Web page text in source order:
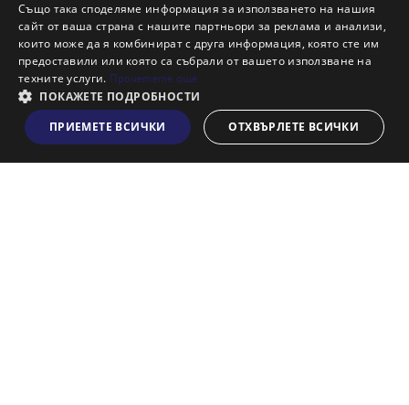
Виж на картата
Наши офиси
Кариери
Кои сме ние?
Франчайз
Блог
Искаш ли да получаваш актуална информация за пазара
на недвижими имоти?
Също така споделяме информация за използването на нашия
сайт от ваша страна с нашите партньори за реклама и анализи,
които може да я комбинират с друга информация, която сте им
предоставили или която са събрали от вашето използване на
техните услуги. Прочетете още
ПОКАЖЕТЕ ПОДРОБНОСТИ
ПРИЕМЕТЕ ВСИЧКИ
ОТХВЪРЛЕТЕ ВСИЧКИ